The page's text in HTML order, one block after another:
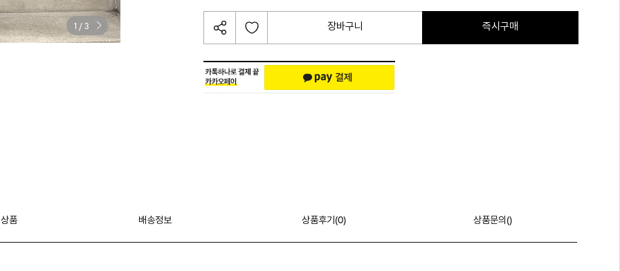
1 /3 장바구니 즉시구매
품 배송정보 상품후기(0) 상품문의()